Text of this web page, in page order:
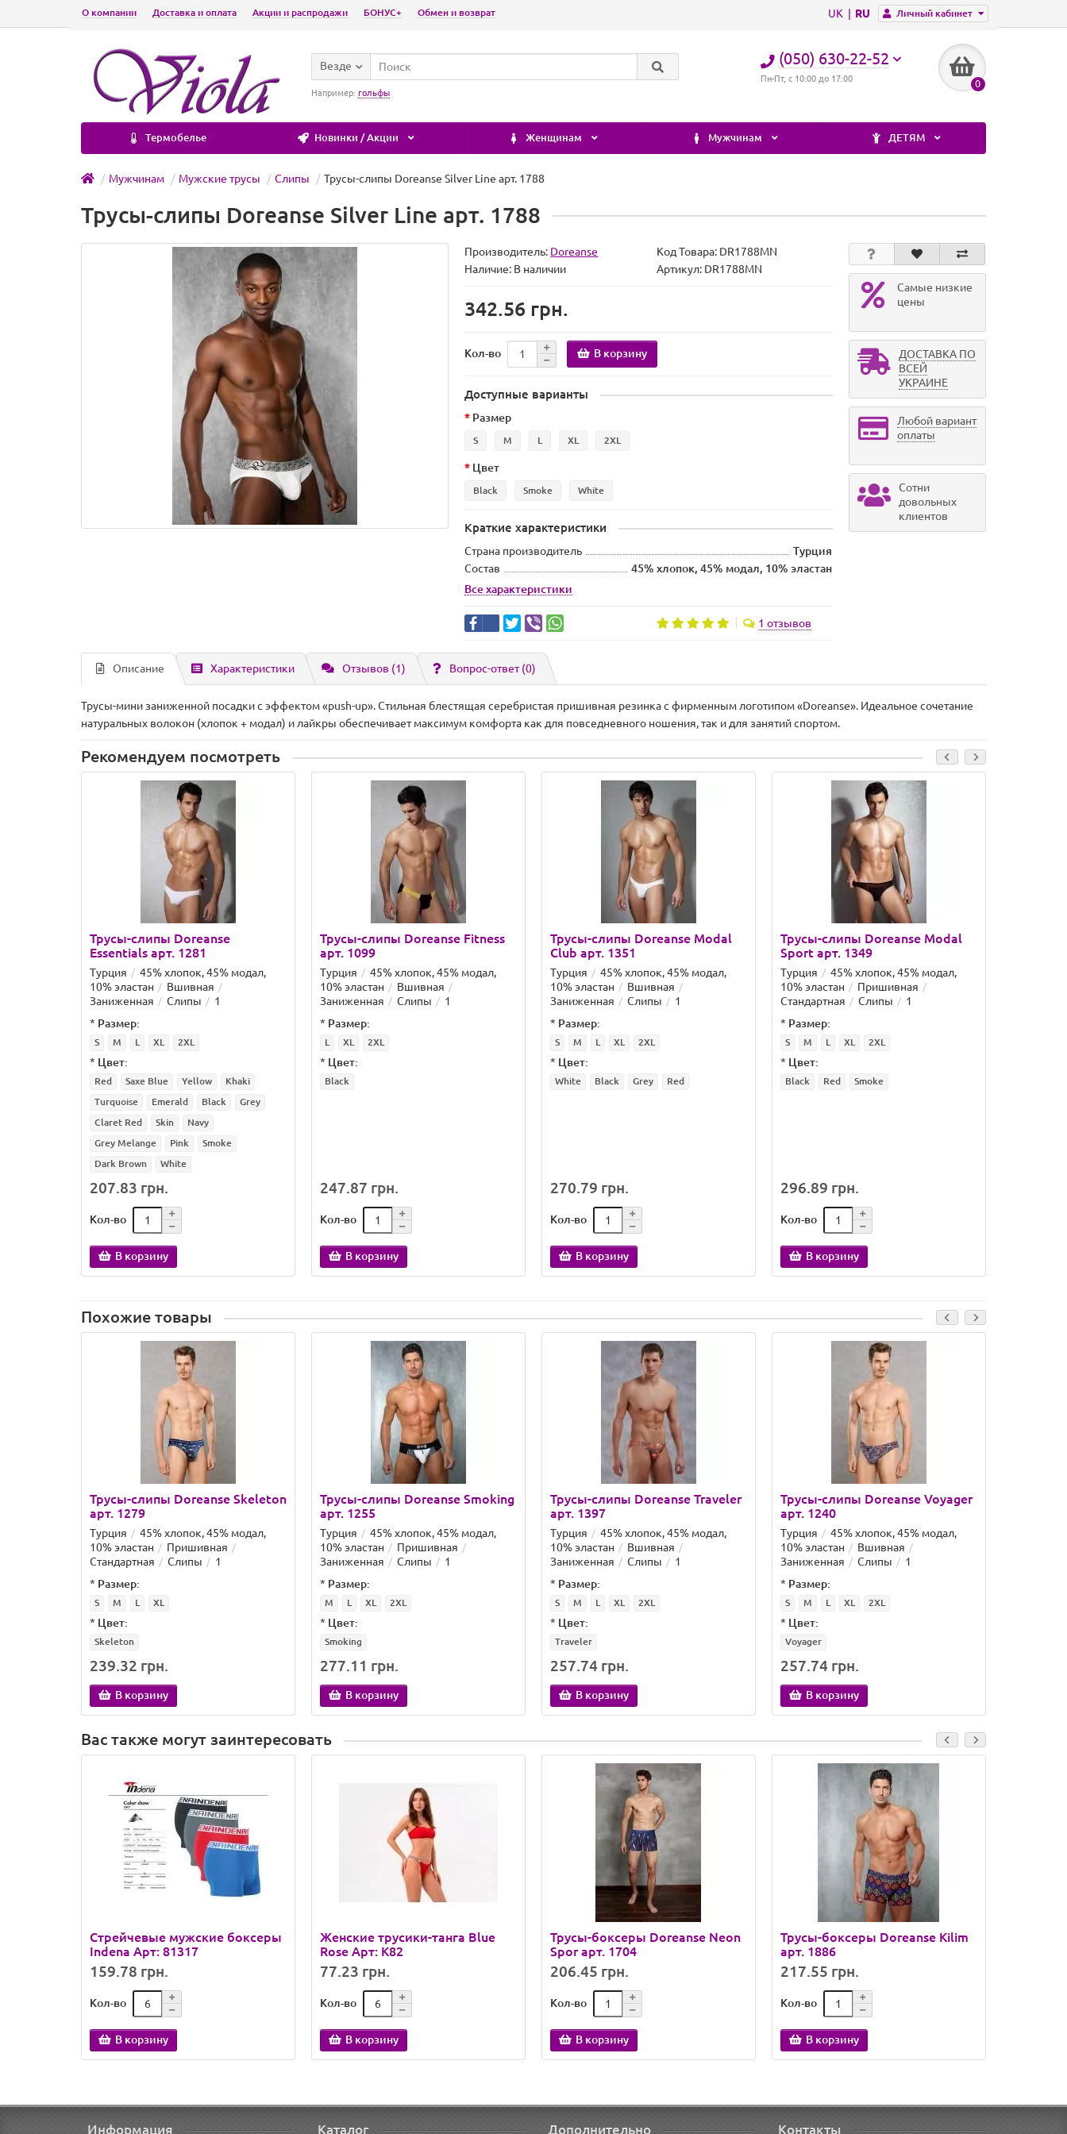
Личный кабинет
UK RU
О компании Доставка и оплата Акции и распродажи БОНУС+ Обмен и возврат
(050) 630-22-52
Пн-Пт, с 10:00 до 17:00 0
Везде
Например: гольфы
Термобелье Новинки / Акции Женщинам Мужчинам ДЕТЯМ
Мужчинам Мужские трусы Слипы Трусы-слипы Doreanse Silver Line арт. 1788
Трусы-слипы Doreanse Silver Line арт. 1788
Производитель: Doreanse Код Товара: DR1788MN
Наличие: В наличии Артикул: DR1788MN
342.56 грн.
Кол-во В корзину
Доступные варианты
Размер
S M L XL 2XL
Цвет
Black Smoke White
Краткие характеристики
Страна производитель
Турция
Состав
45% хлопок, 45% модал, 10% эластан
Все характеристики
1 отзывов
Самые низкие
цены
ДОСТАВКА ПО
ВСЕЙ
УКРАИНЕ
Любой вариант
оплаты
Сотни
довольных
клиентов
Описание Характеристики Отзывов (1) Вопрос-ответ(0)
Трусы-мини заниженной посадки с эффектом «push-up». Стильная блестящая серебристая пришивная резинка с фирменным логотипом «Doreanse». Идеальное сочетание
натуральных волокон (хлопок + модал) и лайкры обеспечивает максимум комфорта как для повседневного ношения, так и для занятий спортом.
Рекомендуем посмотреть
Трусы-слипы Doreanse
Essentials арт. 1281
Турция
45% хлопок, 45% модал,
10% эластан
Вшивная
Заниженная
Слипы
1
* Размер:
S M L XL 2XL
* Цвет:
Red Saxe Blue Yellow
Khaki
Turquoise
Emerald Black
Grey
Claret Red
Skin
Navy
Grey Melange
Pink
Smoke
Dark Brown
White
207.83 грн.
Кол-во
В корзину
Трусы-слипы Doreanse Fitness
арт. 1099
Турция
45% хлопок, 45% модал,
10% эластан
Вшивная
Заниженная
Слипы
1
* Размер:
L XL 2XL
* Цвет:
Black
247.87 грн.
Кол-во
В корзину
Трусы-слипы Doreanse Modal
Club арт. 1351
Турция
45% хлопок, 45% модал,
10% эластан
Вшивная
Заниженная
Слипы
1
* Размер:
S M L XL 2XL
* Цвет:
White Black Grey Red
270.79 грн.
Кол-во
В корзину
Трусы-слипы Doreanse Modal
Sport арт. 1349
Турция
45% хлопок, 45% модал,
10% эластан
Пришивная
Стандартная
Слипы
1
* Размер:
S M L XL 2XL
* Цвет:
Black Red Smoke
296.89 грн.
Кол-во
В корзину
Похожие товары
Трусы-слипы Doreanse Skeleton
арт. 1279
Турция
45% хлопок, 45% модал,
10% эластан
Пришивная
Стандартная
Слипы
1
* Размер:
S M L XL
* Цвет:
Skeleton
239.32 грн.
В корзину
Трусы-слипы Doreanse Smoking
арт. 1255
Турция
45% хлопок, 45% модал,
10% эластан
Пришивная
Заниженная
Слипы
1
* Размер:
M L XL 2XL
* Цвет:
Smoking
277.11 грн.
В корзину
Трусы-слипы Doreanse Traveler
арт. 1397
Турция
45% хлопок, 45% модал,
10% эластан
Вшивная
Заниженная
Слипы
1
* Размер:
S M L XL 2XL
* Цвет:
Traveler
257.74 грн.
В корзину
Трусы-слипы Doreanse Voyager
арт. 1240
Турция
45% хлопок, 45% модал,
10% эластан
Вшивная
Заниженная
Слипы
1
* Размер:
S M L XL 2XL
* Цвет:
Voyager
257.74 грн.
В корзину
Вас также могут заинтересовать
Стрейчевые мужские боксеры
Indena Арт: 81317
159.78 грн.
Кол-во
В корзину
Женские трусики-танга Blue
Rose Арт: K82
77.23 грн.
Кол-во
В корзину
Трусы-боксеры Doreanse Neon
Spor арт. 1704
206.45 грн.
Кол-во
В корзину
Трусы-боксеры Doreanse Kilim
арт. 1886
217.55 грн.
Кол-во
В корзину
Информация Каталог Дополнительно Контакты